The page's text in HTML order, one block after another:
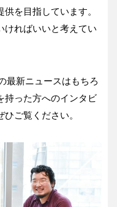
を目指しています。
ければいいと考えてい
最新ニュースはもちろ
持った方へのインタビ
ご覧ください。